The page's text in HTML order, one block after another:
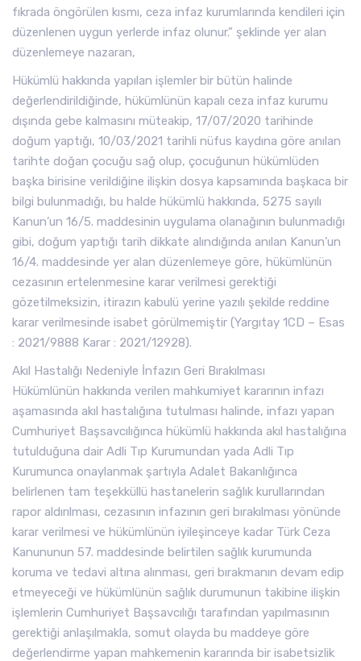
fıkrada öngörülen kısmı, ceza infaz kurumlarında kendileri için
düzenlenen uygun yerlerde infaz olunur.” şeklinde yer alan
düzenlemeye nazaran,
Hükümlü hakkında yapılan işlemler bir bütün halinde
değerlendirildiğinde, hükümlünün kapalı ceza infaz kurumu
dışında gebe kalmasını müteakip, 17/07/2020 tarihinde
doğum yaptığı, 10/03/2021 tarihli nüfus kaydına göre anılan
tarihte doğan çocuğu sağ olup, çocuğunun hükümlüden
başka birisine verildiğine ilişkin dosya kapsamında başkaca bir
bilgi bulunmadığı, bu halde hükümlü hakkında, 5275 sayılı
Kanun’un 16/5. maddesinin uygulama olanağının bulunmadığı
gibi, doğum yaptığı tarih dikkate alındığında anılan Kanun’un
16/4. maddesinde yer alan düzenlemeye göre, hükümlünün
cezasının ertelenmesine karar verilmesi gerektiği
gözetilmeksizin, itirazın kabulü yerine yazılı şekilde reddine
karar verilmesinde isabet görülmemiştir (Yargıtay 1CD – Esas
: 2021/9888 Karar : 2021/12928).
Akıl Hastalığı Nedeniyle İnfazın Geri Bırakılması
Hükümlünün hakkında verilen mahkumiyet kararının infazı
aşamasında akıl hastalığına tutulması halinde, infazı yapan
Cumhuriyet Başsavcılığınca hükümlü hakkında akıl hastalığına
tutulduğuna dair Adli Tıp Kurumundan yada Adli Tıp
Kurumunca onaylanmak şartıyla Adalet Bakanlığınca
belirlenen tam teşekküllü hastanelerin sağlık kurullarından
rapor aldırılması, cezasının infazının geri bırakılması yönünde
karar verilmesi ve hükümlünün iyileşinceye kadar Türk Ceza
Kanununun 57. maddesinde belirtilen sağlık kurumunda
koruma ve tedavi altına alınması, geri bırakmanın devam edip
etmeyeceği ve hükümlünün sağlık durumunun takibine ilişkin
işlemlerin Cumhuriyet Başsavcılığı tarafından yapılmasının
gerektiği anlaşılmakla, somut olayda bu maddeye göre
değerlendirme yapan mahkemenin kararında bir isabetsizlik